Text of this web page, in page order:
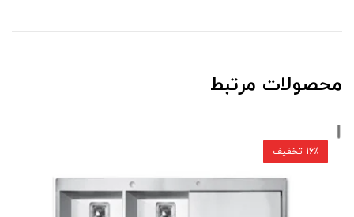
محصولات مرتبط
16٪ تخفیف